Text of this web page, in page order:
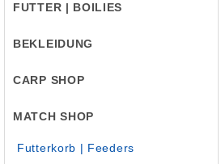
FUTTER | BOILIES
BEKLEIDUNG
CARP SHOP
MATCH SHOP
Futterkorb | Feeders